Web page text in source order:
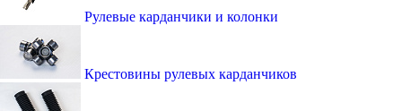
Рулевые карданчики и колонки
Крестовины рулевых карданчиков